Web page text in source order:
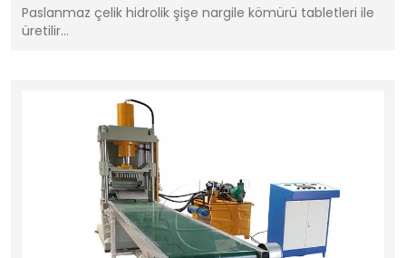
Paslanmaz çelik hidrolik şişe nargile kömürü tabletleri ile
üretilir…